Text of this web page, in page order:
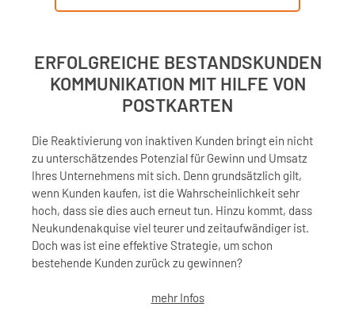
ERFOLGREICHE BESTANDSKUNDEN
KOMMUNIKATION MIT HILFE VON
POSTKARTEN
Die Reaktivierung von inaktiven Kunden bringt ein nicht
zu unterschätzendes Potenzial für Gewinn und Umsatz
Ihres Unternehmens mit sich. Denn grundsätzlich gilt,
wenn Kunden kaufen, ist die Wahrscheinlichkeit sehr
hoch, dass sie dies auch erneut tun. Hinzu kommt, dass
Neukundenakquise viel teurer und zeitaufwändiger ist.
Doch was ist eine effektive Strategie, um schon
bestehende Kunden zurück zu gewinnen?
mehr Infos